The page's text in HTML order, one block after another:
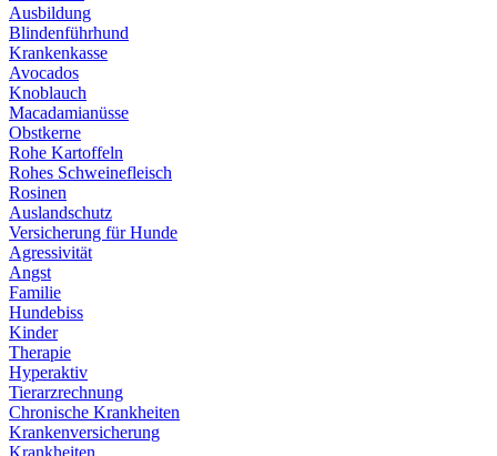
Ausbildung
Blindenführhund
Krankenkasse
Avocados
Knoblauch
Macadamianüsse
Obstkerne
Rohe Kartoffeln
Rohes Schweinefleisch
Rosinen
Auslandschutz
Versicherung für Hunde
Agressivität
Angst
Familie
Hundebiss
Kinder
Therapie
Hyperaktiv
Tierarzrechnung
Chronische Krankheiten
Krankenversicherung
Krankheiten